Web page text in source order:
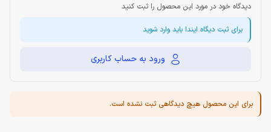
دیدگاه خود در مورد این محصول را ثبت کنید
برای ثبت دیگاه ایندا باید وارد شوید
ورود به حساب کاربری
برای این محصول هیچ دیدگاهی ثبت نشده است.